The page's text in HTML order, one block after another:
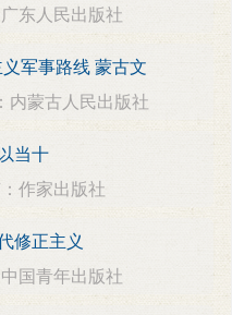
东人民出版社
军事路线 蒙古文
内蒙古人民出版社
当十
作家出版社
修正主义
国青年出版社